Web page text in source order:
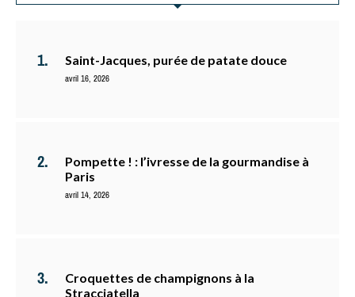
Saint-Jacques, purée de patate douce
avril 16, 2026
Pompette ! : l’ivresse de la gourmandise à
Paris
avril 14, 2026
Croquettes de champignons à la
Stracciatella